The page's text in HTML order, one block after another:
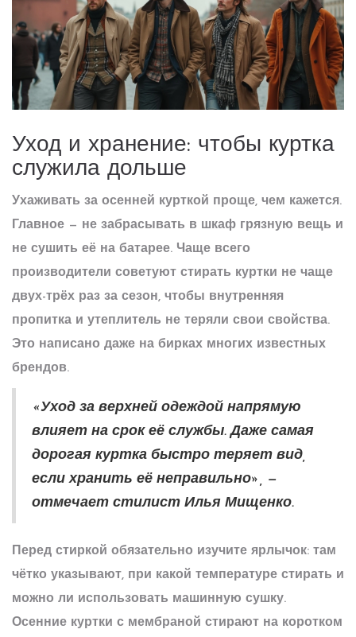
Уход и хранение: чтобы куртка
служила дольше
Ухаживать за осенней курткой проще, чем кажется.
Главное — не забрасывать в шкаф грязную вещь и
не сушить её на батарее. Чаще всего
производители советуют стирать куртки не чаще
двух-трёх раз за сезон, чтобы внутренняя
пропитка и утеплитель не теряли свои свойства.
Это написано даже на бирках многих известных
брендов.
«Уход за верхней одеждой напрямую
влияет на срок её службы. Даже самая
дорогая куртка быстро теряет вид,
если хранить её неправильно», —
отмечает стилист Илья Мищенко.
Перед стиркой обязательно изучите ярлычок: там
чётко указывают, при какой температуре стирать и
можно ли использовать машинную сушку.
Осенние куртки с мембраной стирают на коротком